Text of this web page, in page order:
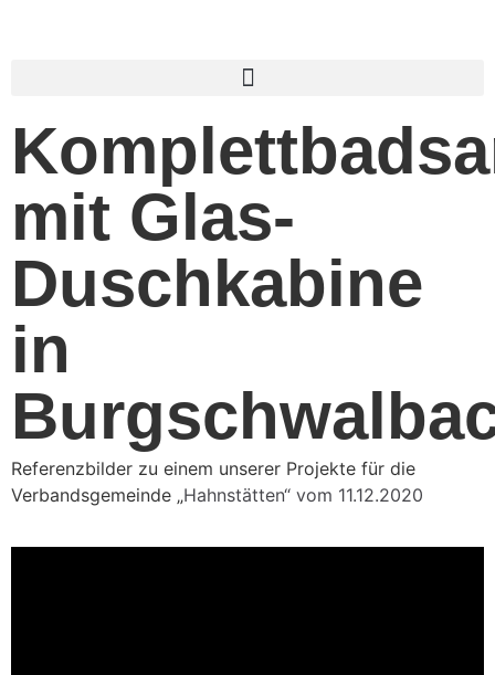
mit Glas-
Duschkabine
in
Referenzbilder zu einem unserer Projekte für die
Verbandsgemeinde „Hahnstätten“ vom 11.12.2020